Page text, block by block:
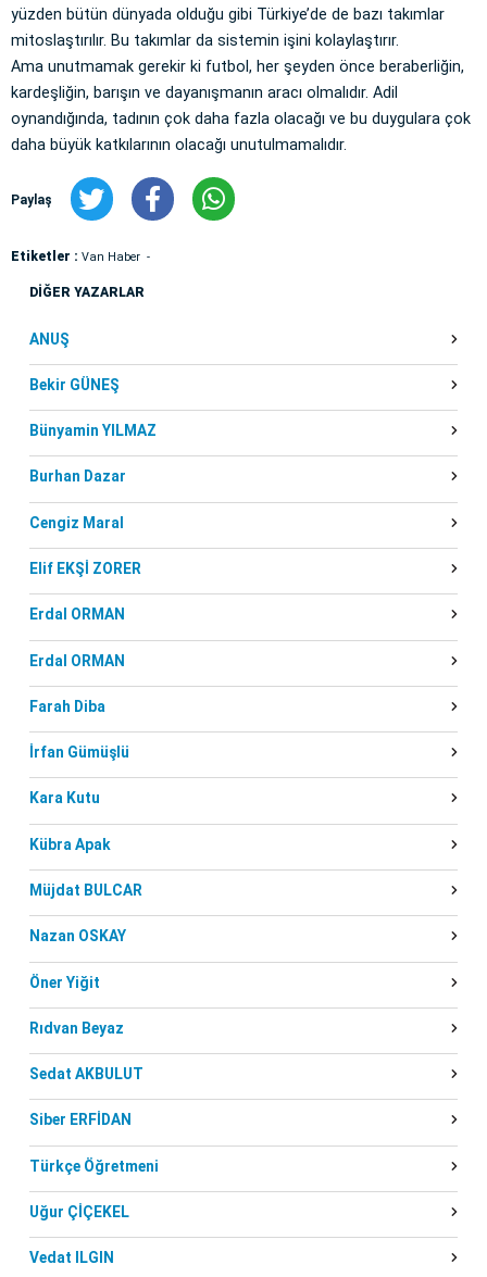
yüzden bütün dünyada olduğu gibi Türkiye’de de bazı takımlar
mitoslaştırılır. Bu takımlar da sistemin işini kolaylaştırır.
Ama unutmamak gerekir ki futbol, her şeyden önce beraberliğin,
kardeşliğin, barışın ve dayanışmanın aracı olmalıdır. Adil
oynandığında, tadının çok daha fazla olacağı ve bu duygulara çok
daha büyük katkılarının olacağı unutulmamalıdır.
Paylaş
Etiketler : Van Haber
DİĞER YAZARLAR
ANUŞ
Bekir GÜNEŞ
Bünyamin YILMAZ
Burhan Dazar
Cengiz Maral
Elif EKŞİ ZORER
Erdal ORMAN
Erdal ORMAN
Farah Diba
İrfan Gümüşlü
Kara Kutu
Kübra Apak
Müjdat BULCAR
Nazan OSKAY
Öner Yiğit
Rıdvan Beyaz
Sedat AKBULUT
Siber ERFİDAN
Türkçe Öğretmeni
Uğur ÇİÇEKEL
Vedat ILGIN